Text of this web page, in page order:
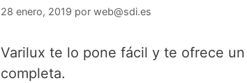
28 enero, 2019 por web@sdi.es
Varilux te lo pone fácil y te ofrece
completa.